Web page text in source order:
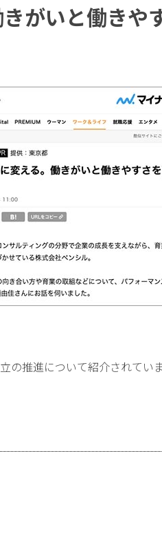
がいと働きや
推進について紹介されていま